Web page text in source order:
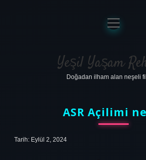
Anasayfa
Gizlilik Politikası
Yasal Uyarı
menüyü
aç
Yeşil Yaşam
Doğadan ilham alan neşeli
ASR Açilimi
Tarih: Eylül 2, 2024